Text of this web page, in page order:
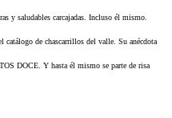
y saludables carcajadas. Incluso él mismo.
catálogo de chascarrillos del valle. Su anécdota
DOCE. Y hasta él mismo se parte de risa